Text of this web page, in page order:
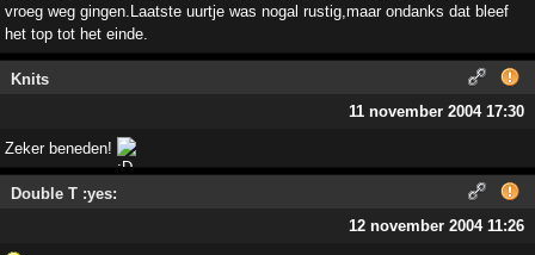
vroeg weg gingen.Laatste uurtje was nogal rustig,maar ondanks dat bleef
het top tot het einde.
Knits
11 november 2004 17:30
Zeker beneden!
Double T :yes:
12 november 2004 11:26